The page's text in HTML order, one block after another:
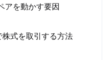
アを動かす要因
式を取引する方法